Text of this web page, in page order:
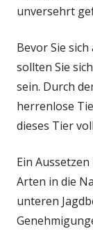
unversehrt
Bevor Sie
sollten Sie
sein. Durch
herrenlose
dieses Tier
Ein
Arten in die
unteren